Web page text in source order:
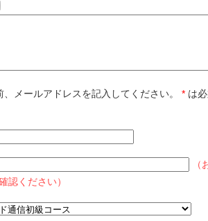
、メールアドレスを記入してください。* は
（
認ください）